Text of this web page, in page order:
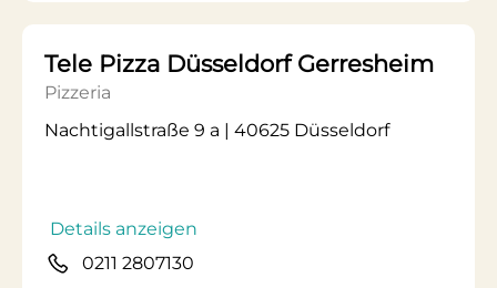
Tele Pizza Düsseldorf Gerresheim
Pizzeria
Nachtigallstraße 9 a | 40625 Düsseldorf
Details anzeigen
0211 2807130